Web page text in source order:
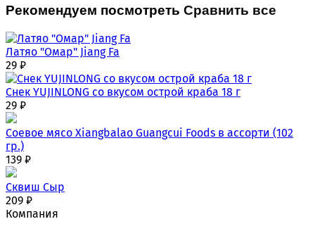
Рекомендуем посмотреть Сравнить все
Латяо "Омар" Jiang Fa
29 ₽
Снек YUJINLONG со вкусом острой краба 18 г
29 ₽
Соевое мясо Xiangbalao Guangcui Foods в ассорти (102
гр.)
139 ₽
Сквиш Сыр
209 ₽
Компания